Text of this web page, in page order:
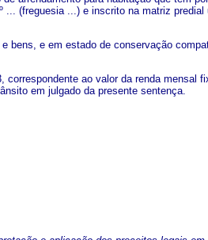
(freguesia ...) e inscrito na matriz predial
bens, e em estado de conservação
ao valor da renda mensal
em julgado da presente sentença.